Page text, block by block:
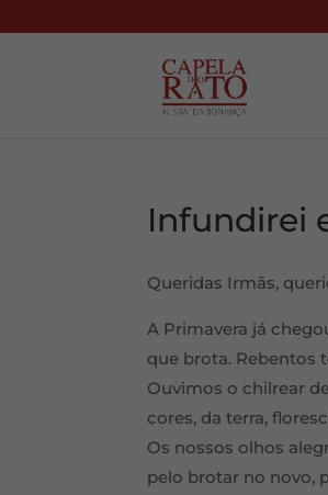
Infundirei
Queridas Irmãs,
A Primavera já
que brota. Rebentos
Ouvimos o chilrear
cores, da terra,
Os nossos olhos
pelo brotar no novo,